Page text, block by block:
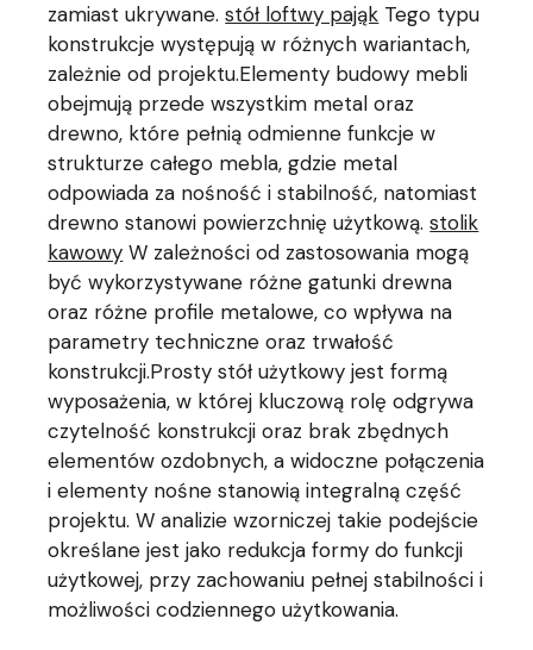
zamiast ukrywane.stół loftwy pająk Tego typu
konstrukcje występują w różnych wariantach,
zależnie od projektu.Elementy budowy mebli
obejmują przede wszystkim metal oraz
drewno, które pełnią odmienne funkcje w
strukturze całego mebla, gdzie metal
odpowiada za nośność i stabilność, natomiast
drewno stanowi powierzchnię użytkową.stolik
kawowy W zależności od zastosowania mogą
być wykorzystywane różne gatunki drewna
oraz różne profile metalowe, co wpływa na
parametry techniczne oraz trwałość
konstrukcji.Prosty stół użytkowy jest formą
wyposażenia, w której kluczową rolę odgrywa
czytelność konstrukcji oraz brak zbędnych
elementów ozdobnych, a widoczne połączenia
i elementy nośne stanowią integralną część
projektu. W analizie wzorniczej takie podejście
określane jest jako redukcja formy do funkcji
użytkowej, przy zachowaniu pełnej stabilności i
możliwości codziennego użytkowania.